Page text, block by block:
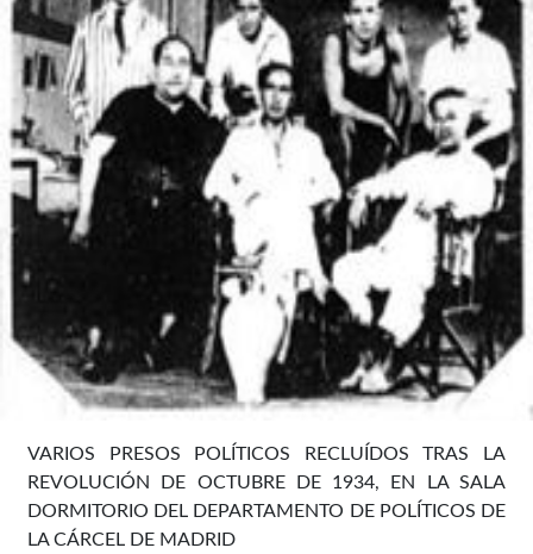
VARIOS PRESOS POLÍTICOS RECLUÍDOS TRAS LA
REVOLUCIÓN DE OCTUBRE DE 1934, EN LA SALA
DORMITORIO DEL DEPARTAMENTO DE POLÍTICOS DE
LA CÁRCEL DE MADRID